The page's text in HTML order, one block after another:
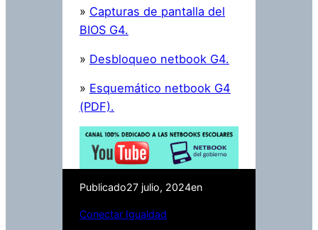
» Capturas de pantalla del
BIOS G4.
» Desbloqueo netbook G4.
» Esquemático netbook G4
(PDF).
Publicado27 julio, 2024en
Conectar Igualdad